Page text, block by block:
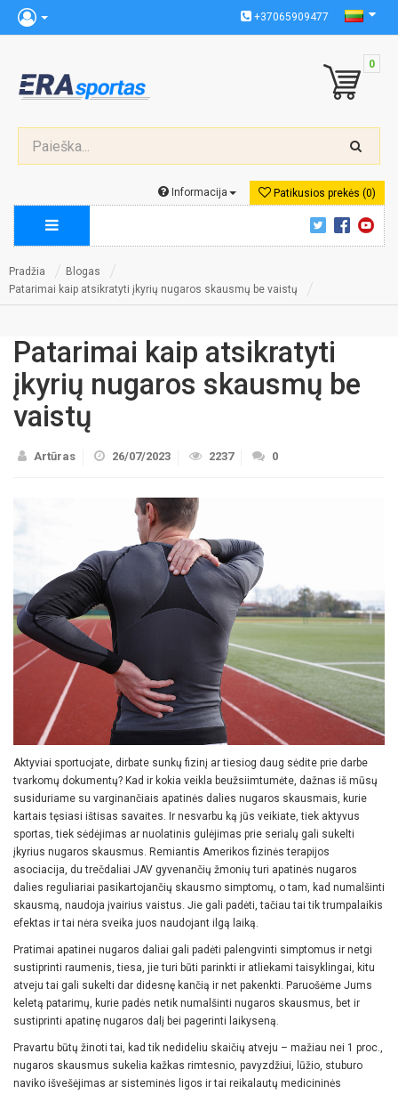
+37065909477
0
Patikusios prekės (0)
Informacija
Pradžia
Blogas
Patarimai kaip atsikratyti įkyrių nugaros skausmų be vaistų
Patarimai kaip atsikratyti
įkyrių nugaros skausmų be
vaistų
Artūras 26/07/2023 2237 0
Aktyviai sportuojate, dirbate sunkų fizinį ar tiesiog daug sėdite prie darbe
tvarkomų dokumentų? Kad ir kokia veikla beužsiimtumėte, dažnas iš mūsų
susiduriame su varginančiais apatinės dalies nugaros skausmais, kurie
kartais tęsiasi ištisas savaites. Ir nesvarbu ką jūs veikiate, tiek aktyvus
sportas, tiek sėdėjimas ar nuolatinis gulėjimas prie serialų gali sukelti
įkyrius nugaros skausmus. Remiantis Amerikos fizinės terapijos
asociacija, du trečdaliai JAV gyvenančių žmonių turi apatinės nugaros
dalies reguliariai pasikartojančių skausmo simptomų, o tam, kad numalšinti
skausmą, naudoja įvairius vaistus. Jie gali padėti, tačiau tai tik trumpalaikis
efektas ir tai nėra sveika juos naudojant ilgą laiką.
Pratimai apatinei nugaros daliai gali padėti palengvinti simptomus ir netgi
sustiprinti raumenis, tiesa, jie turi būti parinkti ir atliekami taisyklingai, kitu
atveju tai gali sukelti dar didesnę kančią ir net pakenkti. Paruošėme Jums
keletą patarimų, kurie padės netik numalšinti nugaros skausmus, bet ir
sustiprinti apatinę nugaros dalį bei pagerinti laikyseną.
Pravartu būtų žinoti tai, kad tik nedideliu skaičių atveju – mažiau nei 1 proc.,
nugaros skausmus sukelia kažkas rimtesnio, pavyzdžiui, lūžio, stuburo
naviko išvešėjimas ar sisteminės ligos ir tai reikalautų medicininės